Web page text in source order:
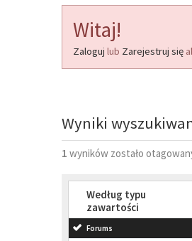
Witaj!
Zaloguj lub Zarejestruj się
Wyniki
1 wyników zostało
Według typu
zawartości
Forums